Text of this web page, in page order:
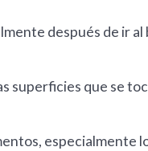
después de ir al
superficies que se
especialmente